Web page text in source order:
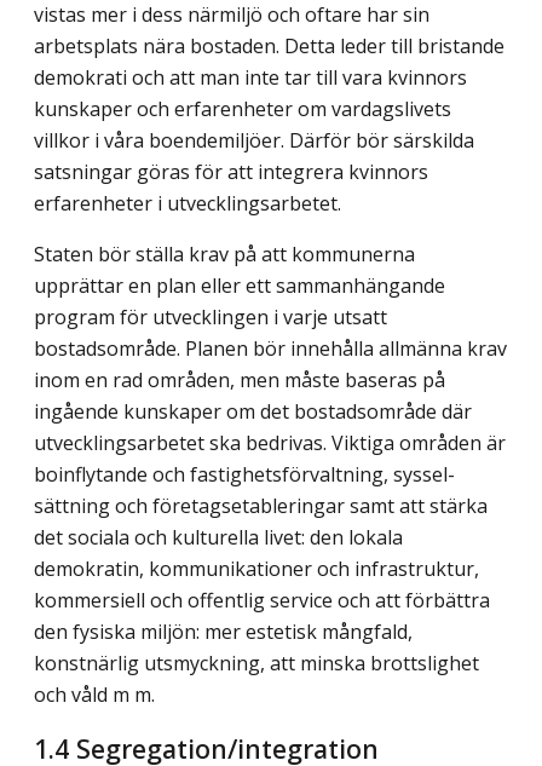
vistas mer i dess närmiljö och oftare har sin
arbetsplats nära bostaden. Detta leder till bristande
demokrati och att man inte tar till vara kvinnors
kunskaper och erfarenheter om vardagslivets
villkor i våra boendemiljöer. Därför bör sär­skilda
satsningar göras för att integrera kvinnors
erfarenheter i utvecklings­arbetet.
Staten bör ställa krav på att kommunerna
upprättar en plan eller ett sam­manhängande
program för utvecklingen i varje utsatt
bostadsområde. Planen bör innehålla allmänna krav
inom en rad områden, men måste baseras på
ingående kunskaper om det bostadsområde där
utvecklingsarbetet ska bedrivas. Viktiga områden är
boinflytande och fastighetsförvaltning, syssel­
sättning och företagsetableringar samt att stärka
det sociala och kulturella livet: den lokala
demokratin, kommunikationer och infrastruktur,
kommer­si­ell och offentlig service och att förbättra
den fysiska miljön: mer estetisk mångfald,
konstnärlig utsmyckning, att minska brottslighet
och våld m m.
1.4 Segregation/integration